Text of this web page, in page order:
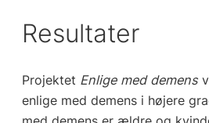
Resultater
Projektet Enlige med demens
enlige med demens i højere